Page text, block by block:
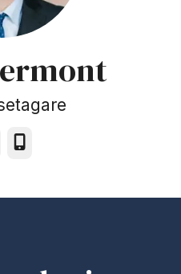
Telefon